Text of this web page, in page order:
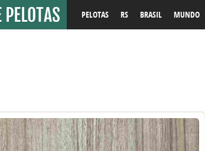
PELOTAS RS BRASIL MUNDO